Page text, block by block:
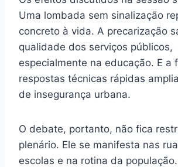
Uma lombada sem sinalização
concreto à vida. A precarização
qualidade dos serviços públicos,
especialmente na educação. E a
respostas técnicas rápidas
de insegurança urbana.
O debate, portanto, não fica
plenário. Ele se manifesta nas
escolas e na rotina da população.